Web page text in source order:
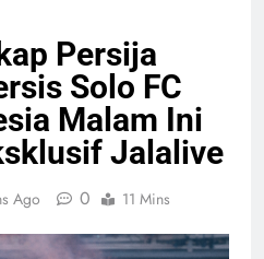
Persija
Solo FC
Malam Ini
Jalalive
Ago 0 11 Mins